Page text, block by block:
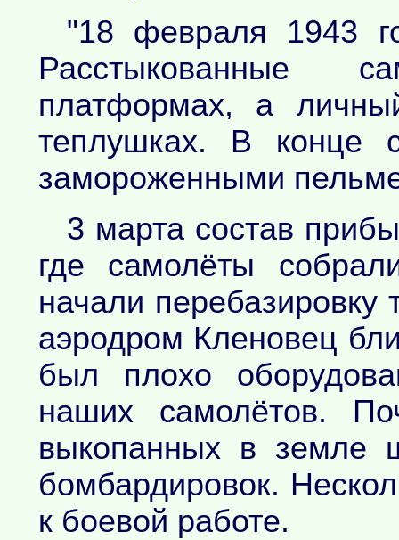
"18 февраля 1943
Расстыкованные
платформах, а
теплушках. В конце
замороженными
3 марта состав
где самолёты
начали перебазировку
аэродром Кленовец
был плохо
наших самолётов.
выкопанных в земле
бомбардировок.
к боевой работе.